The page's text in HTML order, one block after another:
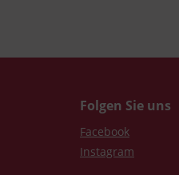
Folgen Sie uns
Facebook
Instagram